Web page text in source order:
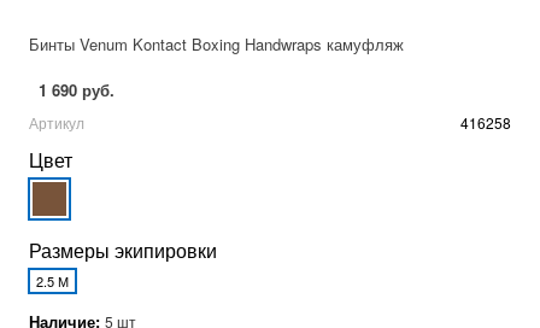
Бинты Venum Kontact Boxing Handwraps камуфляж
1 690 руб.
Артикул 416258
Цвет
Размеры экипировки
2.5 М
Наличие: 5 шт